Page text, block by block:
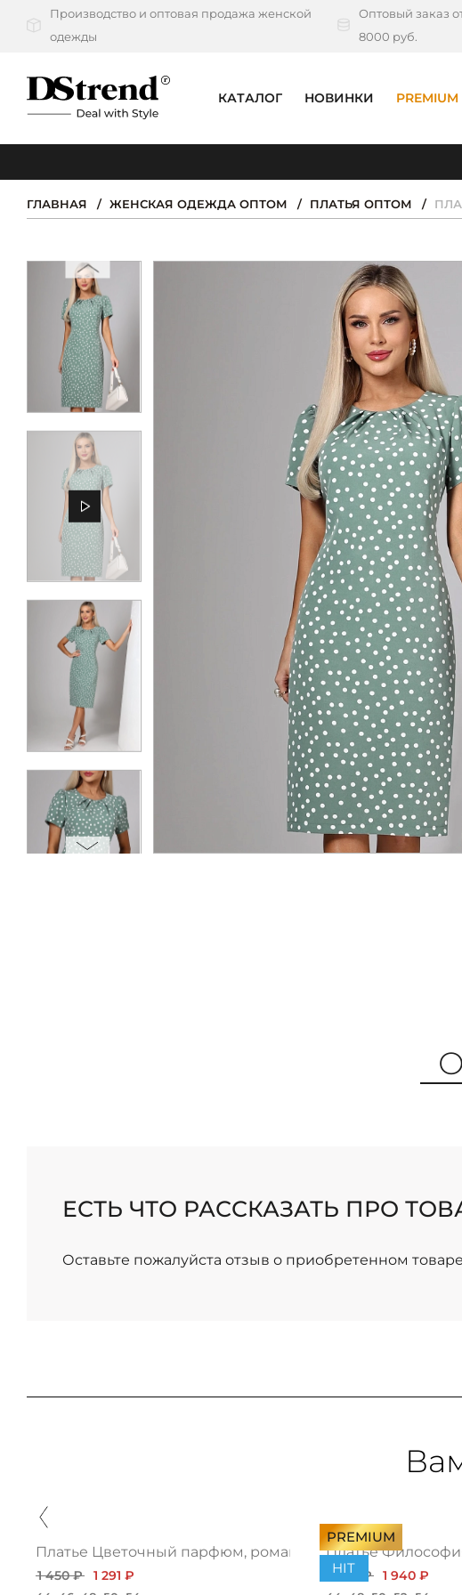
Производство и оптовая продажа женской
одежды
Оптовый заказ
8000 руб.
КАТАЛОГ НОВИНКИ PREMIUM
КАТАЛОГ
НОВИНКИ
PREMIUM
РАСПРОДАЖА
АКЦИИ
КОНТАКТЫ
ЖУРНАЛ
О НАС
СКИДКИ
ЧАСТО ЗАДАВАЕМЫЕ ВОПРОСЫ
ОПТОВЫМ ПОКУПАТЕЛЯМ
РОЗНИЧНЫМ ПОКУПАТЕЛЯМ
ДОСТАВКА
ОПЛАТА
ТАБЛИЦА РАЗМЕРОВ
/
ГЛАВНАЯ ЖЕНСКАЯ ОДЕЖДА ОПТОМ ПЛАТЬЯ ОПТОМ
ЕСТЬ ЧТО РАССКАЗАТЬ ПРО
Оставьте пожалуйста отзыв о приобретенном
Платье Цветочный парфюм, романтика нью
1 450 ₽ 1 291 ₽
PREMIUM
HIT
Платье
2 180 ₽ 1 940 ₽